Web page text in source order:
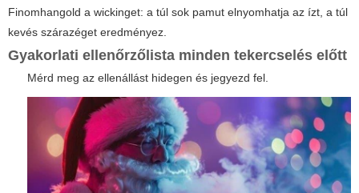
Finomhangold a wickinget: a túl sok pamut elnyomhatja az ízt, a túl
kevés szárazéget eredményez.
Gyakorlati ellenőrzőlista minden tekercselés előtt
Mérd meg az ellenállást hidegen és jegyezd fel.